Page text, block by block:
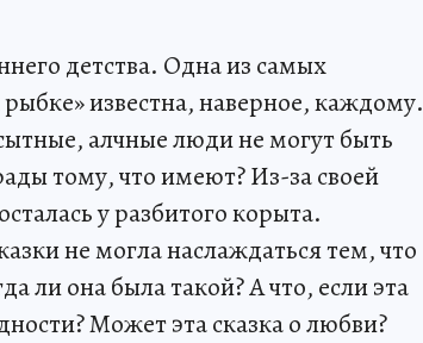
детства. Одна из самых
известна, наверное, каждому.
алчные люди не могут быть
тому, что имеют? Из-за своей
у разбитого корыта.
не могла наслаждаться тем, что
ли она была такой? А что, если эта
Может эта сказка о любви?